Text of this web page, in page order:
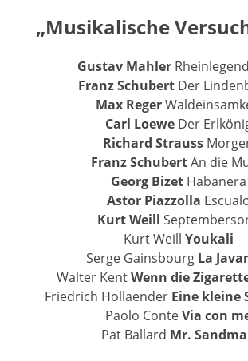
„Musikalische
Gustav Mahler
Franz Schubert Der
Max Reger
Carl LoeweDer
Richard Strauss
Franz SchubertAn die
Georg Bizet Habanera
Astor Piazzolla
Kurt Weill
Kurt Weill Youkali
Serge Gainsbourg La
Walter KentWenn die
Friedrich Hollaender Eine kleine
Paolo ConteVia con
Pat Ballard Mr.